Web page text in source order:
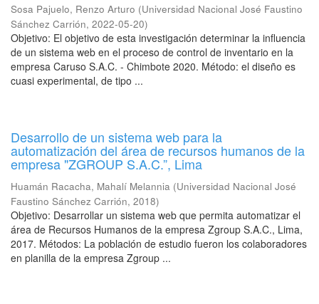
Sosa Pajuelo, Renzo Arturo (Universidad Nacional José Faustino
Sánchez Carrión, 2022-05-20)
Objetivo: El objetivo de esta investigación determinar la influencia
de un sistema web en el proceso de control de inventario en la
empresa Caruso S.A.C. - Chimbote 2020. Método: el diseño es
cuasi experimental, de tipo ...
Desarrollo de un sistema web para la
automatización del área de recursos humanos de la
empresa "ZGROUP S.A.C.”, Lima
Huamán Racacha, Mahalí Melannia (Universidad Nacional José
Faustino Sánchez Carrión, 2018)
Objetivo: Desarrollar un sistema web que permita automatizar el
área de Recursos Humanos de la empresa Zgroup S.A.C., Lima,
2017. Métodos: La población de estudio fueron los colaboradores
en planilla de la empresa Zgroup ...